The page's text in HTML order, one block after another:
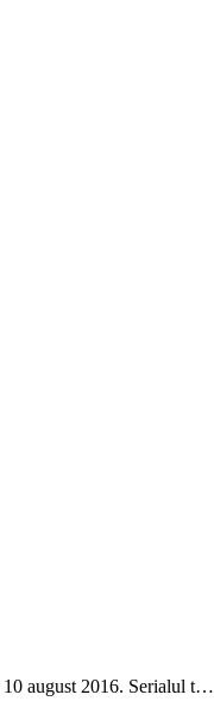
august 2016. Serialul t…